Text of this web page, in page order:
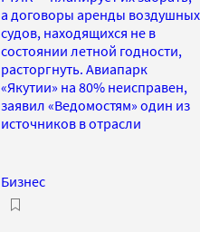
а договоры аренды воздушных
судов, находящихся не в
состоянии летной годности,
расторгнуть. Авиапарк
«Якутии» на 80% неисправен,
заявил «Ведомостям» один из
источников в отрасли
Бизнес